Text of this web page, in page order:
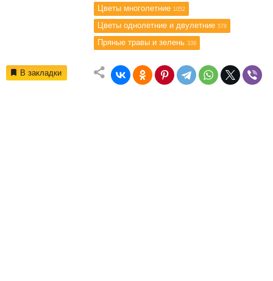
Цветы многолетние 1052
Цветы однолетние и двулетние 578
Пряные травы и зелень 339
В закладки